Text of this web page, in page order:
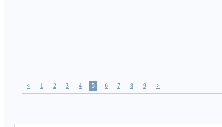
< 1 2 3 4 5 6 7 8 9 >